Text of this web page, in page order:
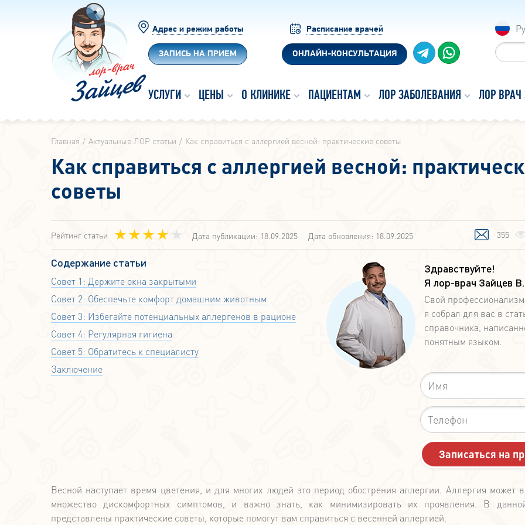
Адрес и режим работы
ЗАПИСЬ НА ПРИЕМ
Расписание врачей
ОНЛАЙН-КОНСУЛЬТАЦИЯ
УСЛУГИ ЦЕНЫ О КЛИНИКЕ ПАЦИЕНТАМ ЛОР ЗАБОЛЕВАНИЯ ЛОР ВРАЧ
Главная Актуальные ЛОР статьи Как справиться с аллергией весной: практические советы
Как справиться с аллергией весной:
советы
Рейтинг статьи Дата публикации: 18.09.2025 Дата обновления: 18.09.2025 355
Содержание статьи
Совет 1: Держите окна закрытыми
Совет 2: Обеспечьте комфорт домашним животным
Совет 3: Избегайте потенциальных аллергенов в рационе
Совет 4: Регулярная гигиена
Совет 5: Обратитесь к специалисту
Заключение
Здравствуйте!
Я лор-врач Зайцев
Свой
я собрал для вас в
справочника,
понятным языком.
Весной наступает время цветения, и для многих людей это период обострения аллергии. Аллергия может
множество дискомфортных симптомов, и важно знать, как минимизировать их проявления. В
представлены практические советы, которые помогут вам справиться с весенней аллергией.
-10%
Альма матер!
Студенты,
клинику в дни
каникул, получают
10% на
лор-врача. Для
акции просто
свой
администратору
ресепшн и